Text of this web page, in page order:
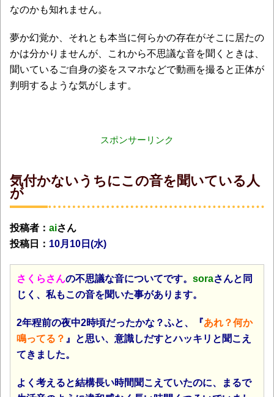
なのかも知れません。
夢か幻覚か、それとも本当に何らかの存在がそこに居たの
かは分かりませんが、これから不思議な音を聞くときは、
聞いているご自身の姿をスマホなどで動画を撮ると正体が
判明するような気がします。
スポンサーリンク
気付かないうちにこの音を聞いている人
が
投稿者： aiさん
投稿日： 10月10日(水)
さくらさんの不思議な音についてです。 soraさんと同
じく、私もこの音を聞いた事があります。
2年程前の夜中2時頃だったかな？ふと、『あれ？何か
鳴ってる？ 』と思い、意識しだすとハッキリと聞こえ
てきました。
よく考えると結構長い時間聞こえていたのに、まるで